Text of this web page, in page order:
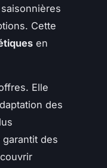
Cette
en
Elle
des
des